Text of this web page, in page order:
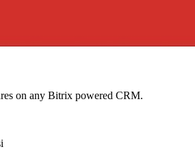
on any Bitrix powered CRM.